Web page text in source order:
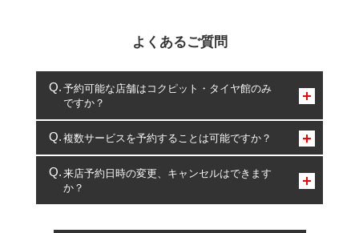
よくあるご質問
予約可能な店舗はコクピット・タイヤ館のみ
ですか？
コクピット・タイヤ館のみとなります。
複数サービスを予約することは可能ですか？
複数サービスのご予約は可能です。
一部の商品・サービスの組み合わせに限り、同時にご予約が
出来ないものもございます。
来店予約日時の変更、キャンセルはできます
か？